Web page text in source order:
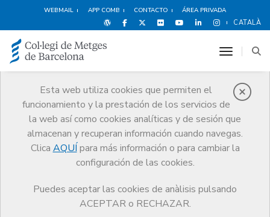
WEBMAIL APP COMB CONTACTO ÁREA PRIVADA
CATALÀ
Esta web utiliza cookies que permiten el
funcionamiento y la prestación de los servicios de
la web así como cookies analíticas y de sesión que
almacenan y recuperan información cuando navegas.
Clica AQUÍ para más información o para cambiar la
configuración de las cookies.
Puedes aceptar las cookies de anàlisis pulsando
ACEPTAR o RECHAZAR.
toggle
Premios
El CoMB Guardonat Edició 2007
Guardonat Edició 2007